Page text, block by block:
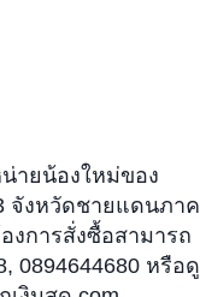
ายน้องใหม่ของ
จังหวัดชายแดนภาค
งการสั่งซื้อสามารถ
0894644680 หรือดู